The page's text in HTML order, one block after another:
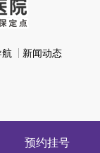
新闻动态
预约挂号